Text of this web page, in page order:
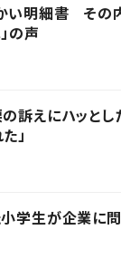
い明細書 その
の声
訴えにハッと
」
学生が企業に